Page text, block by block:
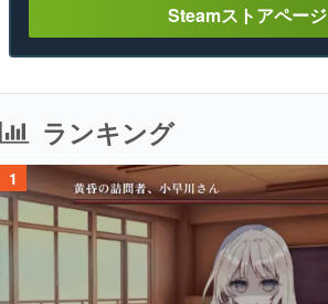
Steamストアページ
ランキング
1